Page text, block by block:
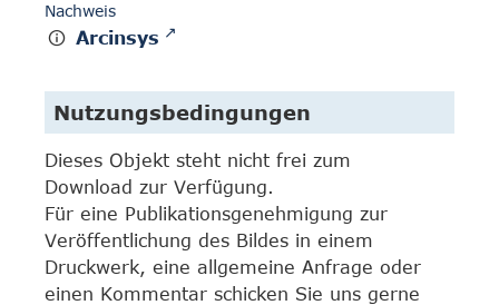
Nachweis
Arcinsys
Nutzungsbedingungen
Dieses Objekt steht nicht frei zum
Download zur Verfügung.
Für eine Publikationsgenehmigung zur
Veröffentlichung des Bildes in einem
Druckwerk, eine allgemeine Anfrage oder
einen Kommentar schicken Sie uns gerne